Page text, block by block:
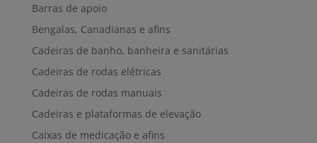
Barras de apoio
Bengalas, Canadianas e afins
Cadeiras de banho, banheira e sanitárias
Cadeiras de rodas elétricas
Cadeiras de rodas manuais
Cadeiras e plataformas de elevação
Caixas de medicação e afins